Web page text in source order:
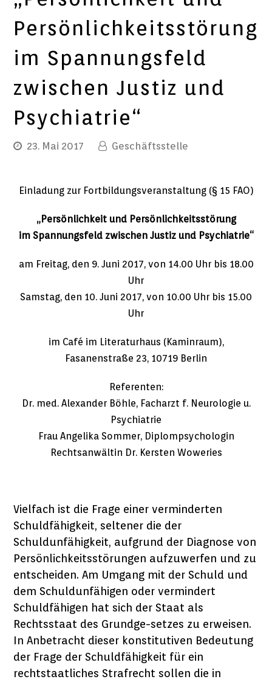
Persönlichkeitsstörung
im Spannungsfeld
zwischen Justiz und
Psychiatrie“
23. Mai 2017 Geschäftsstelle
Einladung zur Fortbildungsveranstaltung (§ 15 FAO)
„Persönlichkeit und Persönlichkeitsstörung
im Spannungsfeld zwischen Justiz und Psychiatrie“
am Freitag, den 9. Juni 2017, von 14.00 Uhr bis 18.00
Uhr
Samstag, den 10. Juni 2017, von 10.00 Uhr bis 15.00
Uhr
im Café im Literaturhaus (Kaminraum),
Fasanenstraße 23, 10719 Berlin
Referenten:
Dr. med. Alexander Böhle, Facharzt f. Neurologie u.
Psychiatrie
Frau Angelika Sommer, Diplompsychologin
Rechtsanwältin Dr. Kersten Woweries
Vielfach ist die Frage einer verminderten
Schuldfähigkeit, seltener die der
Schuldunfähigkeit, aufgrund der Diagnose von
Persönlichkeitsstörungen aufzuwerfen und zu
entscheiden. Am Umgang mit der Schuld und
dem Schuldunfähigen oder vermindert
Schuldfähigen hat sich der Staat als
Rechtsstaat des Grundge-setzes zu erweisen.
In Anbetracht dieser konstitutiven Bedeutung
der Frage der Schuldfähigkeit für ein
rechtstaatliches Strafrecht sollen die in